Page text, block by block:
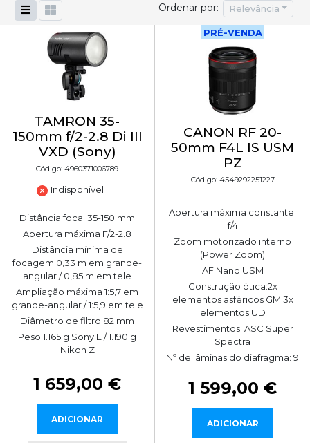
Ordenar por: Relevância
TAMRON 35-
150mm f/2-2.8 Di III
VXD (Sony)
Código: 4960371006789
Indisponível
Distância focal 35-150 mm
Abertura máxima F/2-2.8
Distância mínima de
focagem 0,33 m em grande-
angular / 0,85 m em tele
Ampliação máxima 1:5,7 em
grande-angular / 1:5,9 em tele
Diâmetro de filtro 82 mm
Peso 1.165 g Sony E / 1.190 g
Nikon Z
1 659,00 €
ADICIONAR
PRÉ-VENDA
CANON RF 20-
50mm F4L IS USM
PZ
Código: 4549292251227
Abertura máxima constante:
f/4
Zoom motorizado interno
(Power Zoom)
AF Nano USM
Construção ótica:2x
elementos asféricos GM 3x
elementos UD
Revestimentos: ASC Super
Spectra
Nº de lâminas do diafragma: 9
1 599,00 €
ADICIONAR